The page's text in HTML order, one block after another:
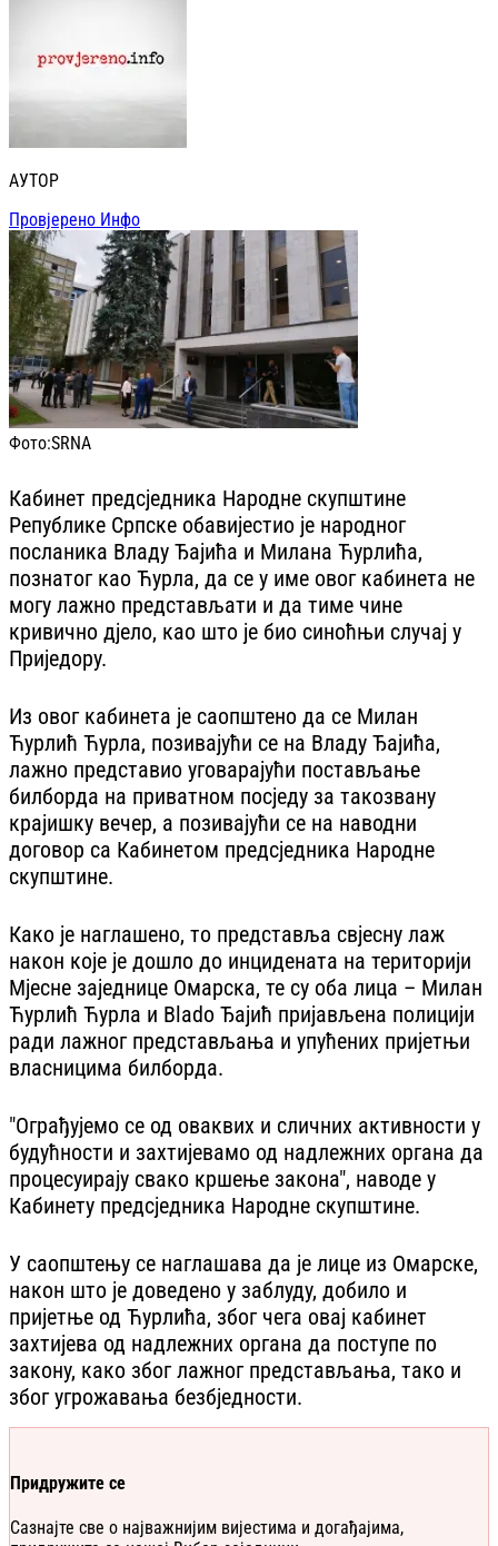
АУТОР
Провјерено Инфо
Фото:SRNA
Кабинет предсједника Народне скупштине
Републике Српске обавијестио је народног
посланика Владу Ђајића и Милана Ћурлића,
познатог као Ћурла, да се у име овог кабинета не
могу лажно представљати и да тиме чине
кривично дјело, као што је био синоћњи случај у
Приједору.
Из овог кабинета је саопштено да се Милан
Ћурлић Ћурла, позивајући се на Владу Ђајића,
лажно представио уговарајући постављање
билборда на приватном посједу за такозвану
крајишку вечер, а позивајући се на наводни
договор са Кабинетом предсједника Народне
скупштине.
Како је наглашено, то представља свјесну лаж
након које је дошло до инцидената на територији
Мјесне заједнице Омарска, те су оба лица – Милан
Ћурлић Ћурла и Вlado Ђајић пријављена полицији
ради лажног представљања и упућених пријетњи
власницима билборда.
"Ограђујемо се од оваквих и сличних активности у
будућности и захтијевамо од надлежних органа да
процесуирају свако кршење закона", наводе у
Кабинету предсједника Народне скупштине.
У саопштењу се наглашава да је лице из Омарске,
након што је доведено у заблуду, добило и
пријетње од Ћурлића, због чега овај кабинет
захтијева од надлежних органа да поступе по
закону, како због лажног представљања, тако и
због угрожавања безбједности.
Придружите се
Сазнајте све о најважнијим вијестима и догађајима,